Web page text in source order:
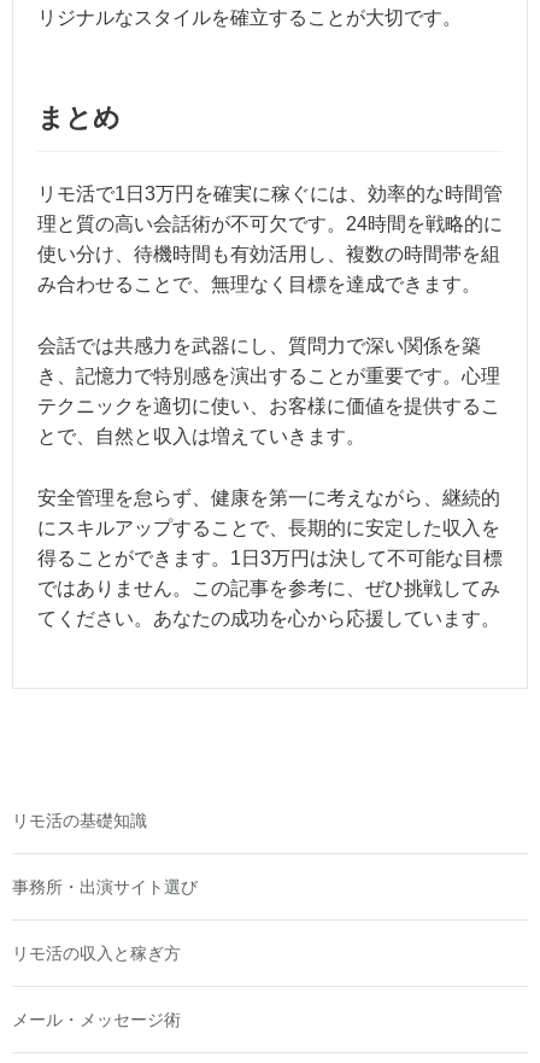
リジナルなスタイルを確立することが大切です。
まとめ
リモ活で1日3万円を確実に稼ぐには、効率的な時間管
理と質の高い会話術が不可欠です。24時間を戦略的に
使い分け、待機時間も有効活用し、複数の時間帯を組
み合わせることで、無理なく目標を達成できます。
会話では共感力を武器にし、質問力で深い関係を築
き、記憶力で特別感を演出することが重要です。心理
テクニックを適切に使い、お客様に価値を提供するこ
とで、自然と収入は増えていきます。
安全管理を怠らず、健康を第一に考えながら、継続的
にスキルアップすることで、長期的に安定した収入を
得ることができます。1日3万円は決して不可能な目標
ではありません。この記事を参考に、ぜひ挑戦してみ
てください。あなたの成功を心から応援しています。
リモ活の基礎知識
事務所・出演サイト選び
リモ活の収入と稼ぎ方
メール・メッセージ術